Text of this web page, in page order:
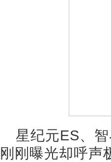
星纪元ES、
刚刚曝光却呼声